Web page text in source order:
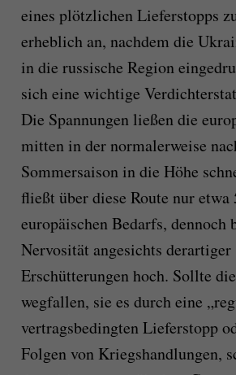
eines plötzlichen Lieferstopps
erheblich an, nachdem die
in die russische Region
sich eine wichtige
Die Spannungen ließen die
mitten in der normalerweise
Sommersaison in die Höhe
fließt über diese Route nur etwa
europäischen Bedarfs, dennoch
Nervosität angesichts derartiger
Erschütterungen hoch. Sollte
wegfallen, sie es durch eine
vertragsbedingten Lieferstopp
Folgen von Kriegshandlungen,